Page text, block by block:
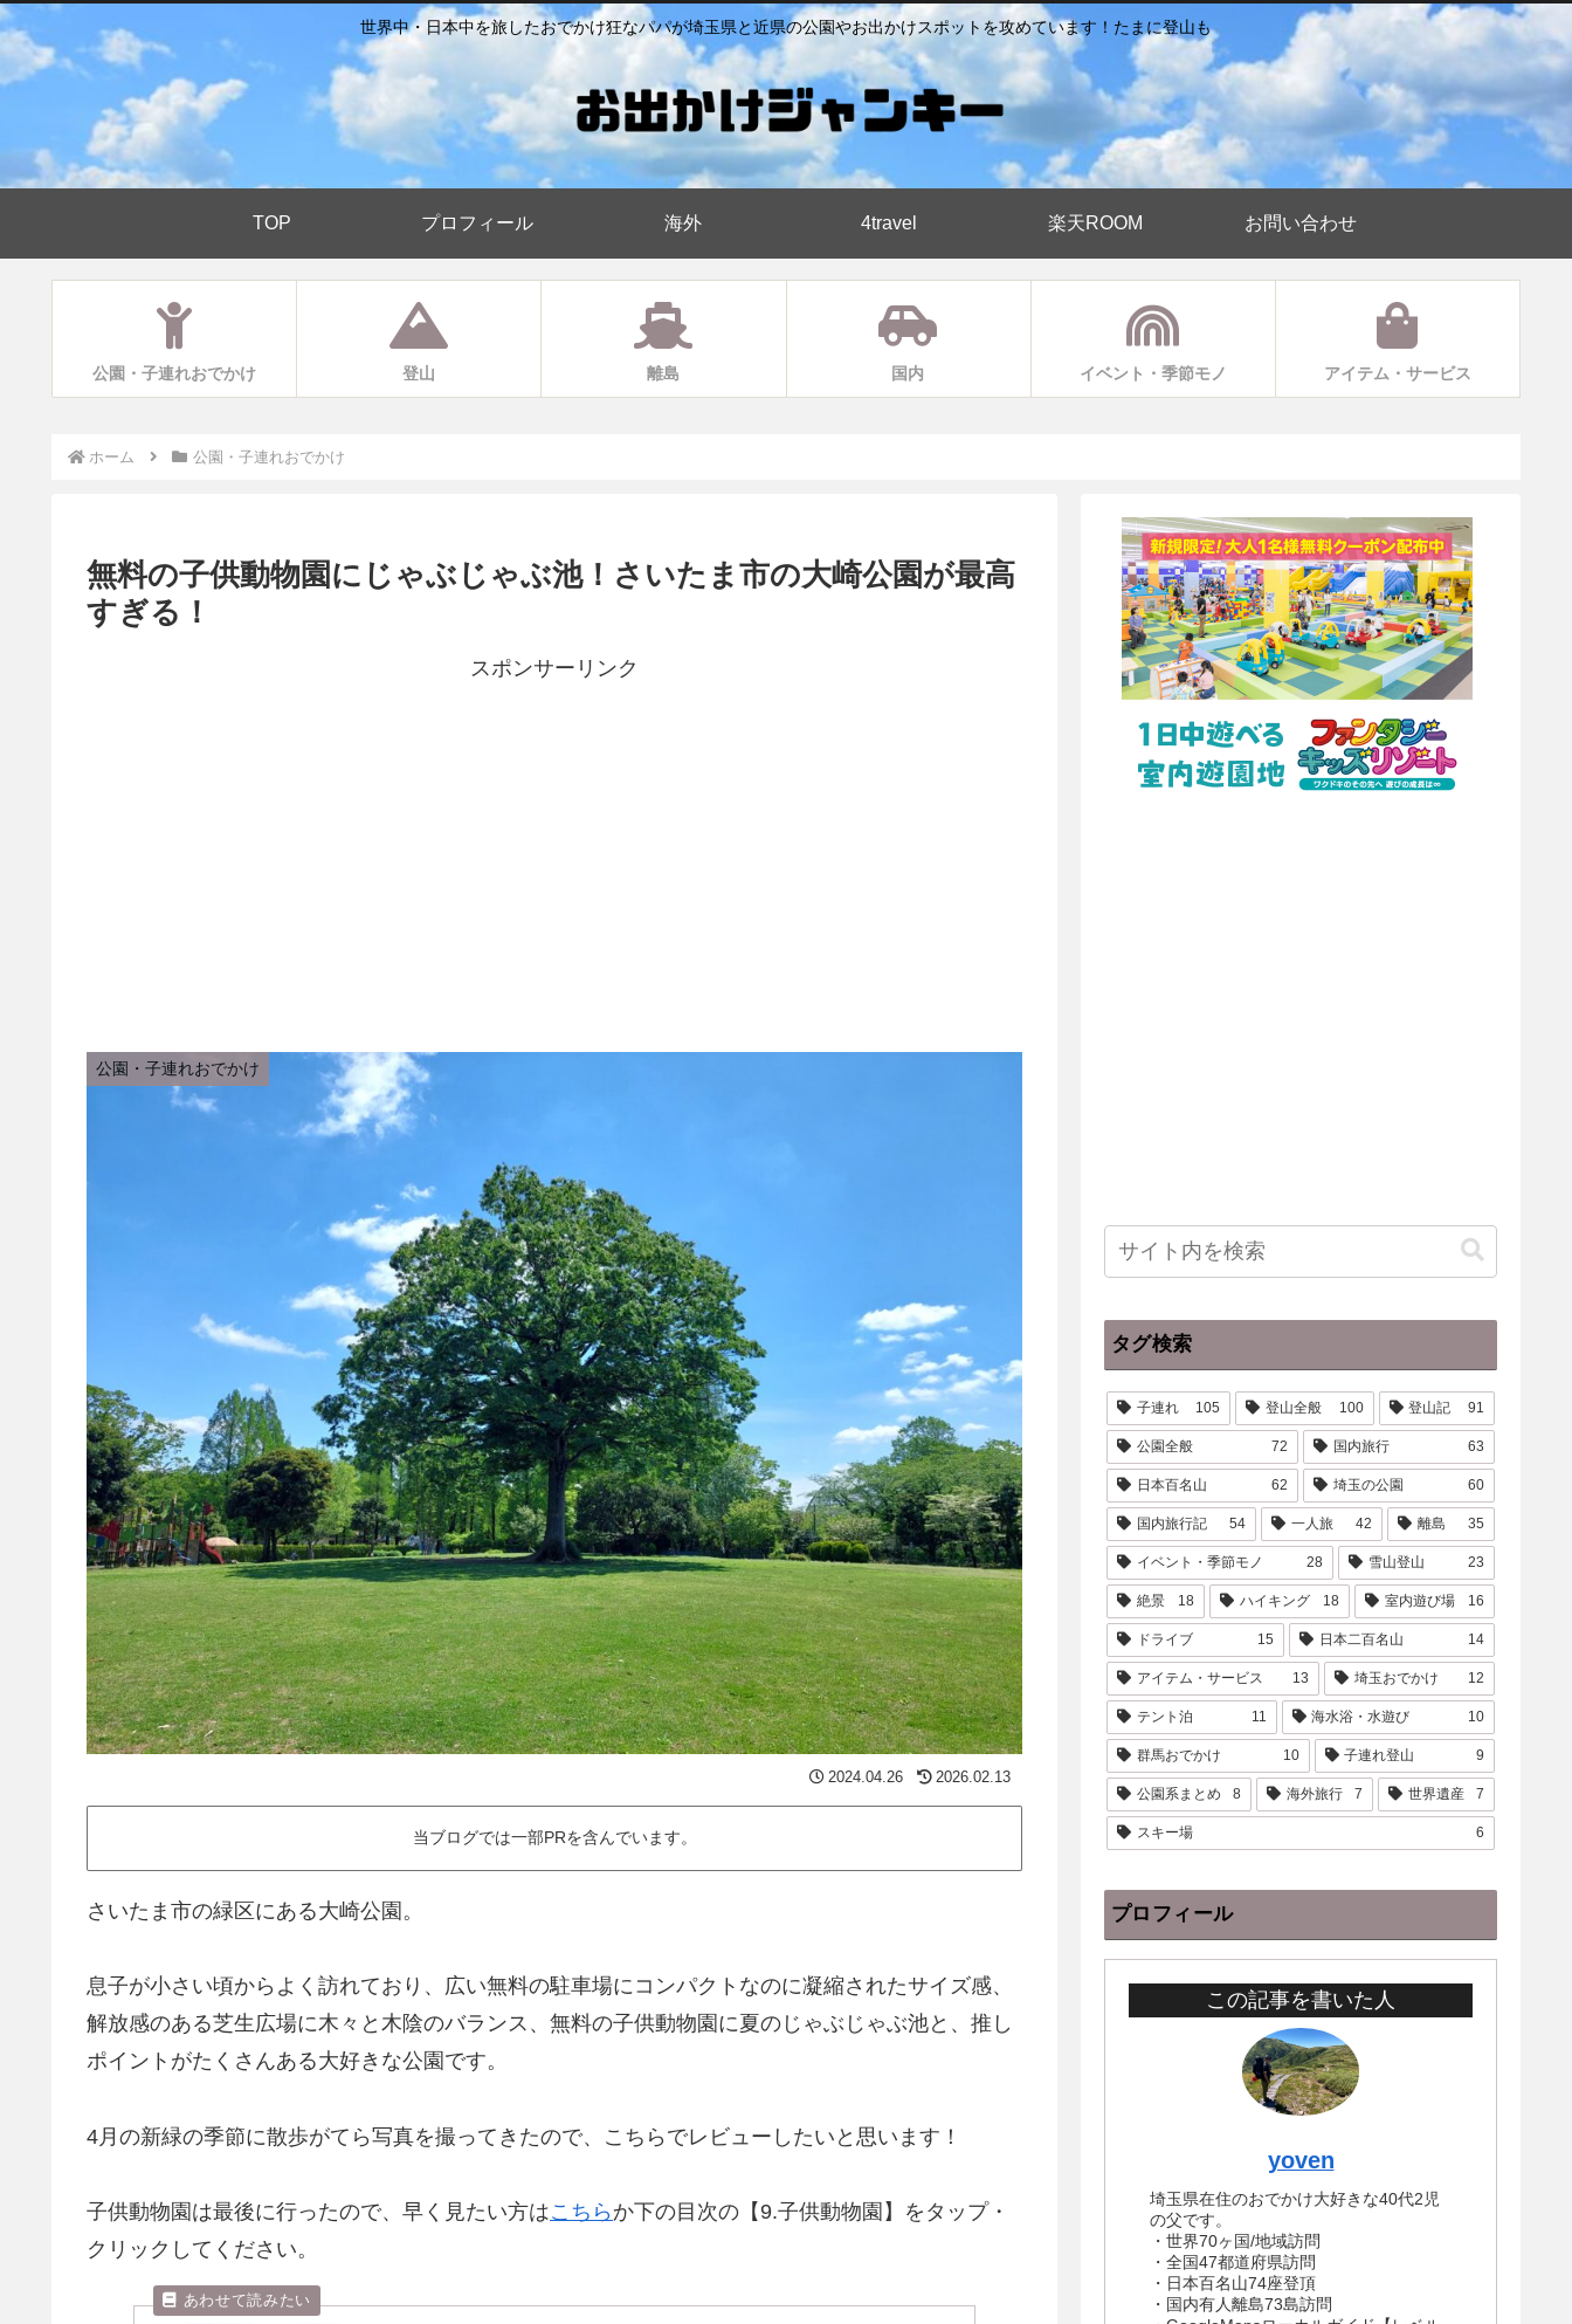
世界中・日本中を旅したおでかけ狂なパパが埼玉県と近県の公園やお出かけスポットを攻めています！たまに登山も
TOP プロフィール 海外 4travel 楽天ROOM お問い合わせ
公園・子連れおでかけ 登山 離島 国内 イベント・季節モノ アイテム・サービス
ホーム 公園・子連れおでかけ
無料の子供動物園にじゃぶじゃぶ池！さいたま市の大崎公園が最高
すぎる！
スポンサーリンク
公園・子連れおでかけ
2024.04.26 2026.02.13
当ブログでは一部PRを含んでいます。
さいたま市の緑区にある大崎公園。
息子が小さい頃からよく訪れており、広い無料の駐車場にコンパクトなのに凝縮されたサイズ感、
解放感のある芝生広場に木々と木陰のバランス、無料の子供動物園に夏のじゃぶじゃぶ池と、推し
ポイントがたくさんある大好きな公園です。
4月の新緑の季節に散歩がてら写真を撮ってきたので、こちらでレビューしたいと思います！
子供動物園は最後に行ったので、早く見たい方はこちら か下の目次の【9.子供動物園】をタップ・
クリックしてください。
タグ検索
子連れ 105 登山全般 100 登山記 91
公園全般 72 国内旅行 63
日本百名山 62 埼玉の公園 60
国内旅行記 54 一人旅 42 離島 35
イベント・季節モノ 28 雪山登山 23
絶景 18 ハイキング 18 室内遊び場 16
ドライブ 15 日本二百名山 14
アイテム・サービス 13 埼玉おでかけ 12
テント泊 11 海水浴・水遊び 10
群馬おでかけ 10 子連れ登山 9
公園系まとめ 8 海外旅行 7 世界遺産 7
スキー場 6
プロフィール
この記事を書いた人
yoven
埼玉県在住のおでかけ大好きな40代2児
の父です。
・世界70ヶ国/地域訪問
・全国47都道府県訪問
・日本百名山74座登頂
・国内有人離島73島訪問